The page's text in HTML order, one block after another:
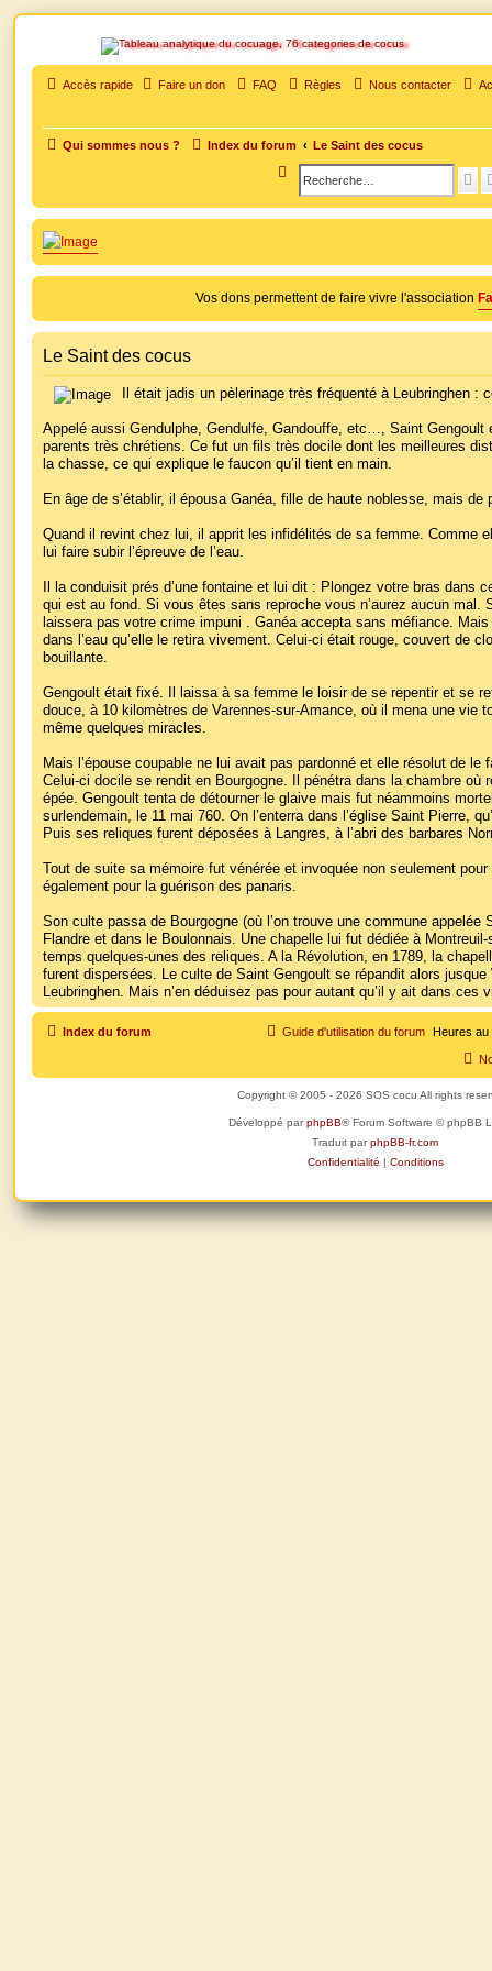
SOS cocu
Accès rapide Faire un don FAQ Règles Nous contacter
Qui sommes nous ? Index du forum Le Saint des cocus
e
r
e
e
r
c
Vos dons permettent de faire vivre l'association
Le Saint des cocus
Il était jadis un pèlerinage très fréquenté à Leubringhen :
Appelé aussi Gendulphe, Gendulfe, Gandouffe, etc…, Saint Gengoult
parents très chrétiens. Ce fut un fils très docile dont les meilleures
la chasse, ce qui explique le faucon qu’il tient en main.
En âge de s’établir, il épousa Ganéa, fille de haute noblesse, mais de
Quand il revint chez lui, il apprit les infidélités de sa femme. Comme
lui faire subir l’épreuve de l’eau.
Il la conduisit prés d’une fontaine et lui dit : Plongez votre bras dans
qui est au fond. Si vous êtes sans reproche vous n’aurez aucun mal.
laissera pas votre crime impuni . Ganéa accepta sans méfiance.
dans l’eau qu’elle le retira vivement. Celui-ci était rouge, couvert de
bouillante.
Gengoult était fixé. Il laissa à sa femme le loisir de se repentir et se
douce, à 10 kilomètres de Varennes-sur-Amance, où il mena une vie
même quelques miracles.
Mais l’épouse coupable ne lui avait pas pardonné et elle résolut de le
Celui-ci docile se rendit en Bourgogne. Il pénétra dans la chambre où
épée. Gengoult tenta de détourner le glaive mais fut néammoins
surlendemain, le 11 mai 760. On l’enterra dans l’église Saint Pierre,
Puis ses reliques furent déposées à Langres, à l’abri des barbares
Tout de suite sa mémoire fut vénérée et invoquée non seulement
également pour la guérison des panaris.
Son culte passa de Bourgogne (où l’on trouve une commune appelée
Flandre et dans le Boulonnais. Une chapelle lui fut dédiée à
temps quelques-unes des reliques. A la Révolution, en 1789, la
furent dispersées. Le culte de Saint Gengoult se répandit alors jusque
Leubringhen. Mais n’en déduisez pas pour autant qu’il y ait dans ces
Index du forum Heures
Guide d'utilisation du forum
Copyright © 2005 - 2026 SOS cocu All rights
Développé parphpBB® Forum Software © phpBB
Traduit parphpBB-fr.com
Confidentialité | Conditions